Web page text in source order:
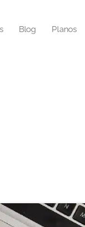
Blog Planos